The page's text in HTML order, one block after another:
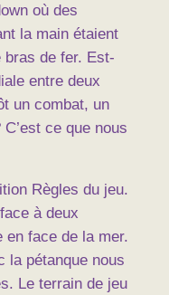
où des
la main étaient
bras de fer. Est-
entre deux
un combat, un
ce que nous
Règles du jeu.
à deux
en face de la mer.
la pétanque nous
Le terrain de jeu